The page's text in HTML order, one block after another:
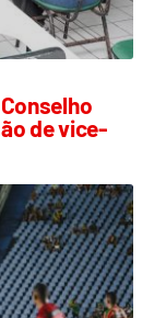
de vice-